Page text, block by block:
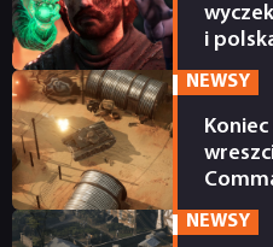
RETRO
i
NEWSY
NEWSY